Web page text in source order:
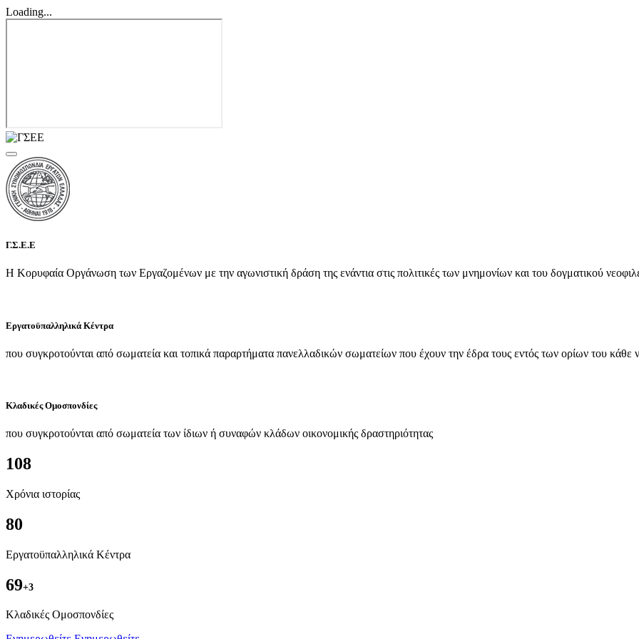
Loading...
Γ.Σ.Ε.Ε
Η Κορυφαία Οργάνωση των Εργαζομένων με την αγωνιστική δράση της ενάντια στις πολιτικές των μνημονίων και του δογματικού
Εργατοϋπαλληλικά Κέντρα
που συγκροτούνται από σωματεία και τοπικά παραρτήματα πανελλαδικών σωματείων που έχουν την έδρα τους εντός των ορίων του κάθε
Κλαδικές Ομοσπονδίες
που συγκροτούνται από σωματεία των ίδιων ή συναφών κλάδων οικονομικής δραστηριότητας
108
Χρόνια ιστορίας
80
Εργατοϋπαλληλικά Κέντρα
69+3
Kλαδικές Ομοσπονδίες